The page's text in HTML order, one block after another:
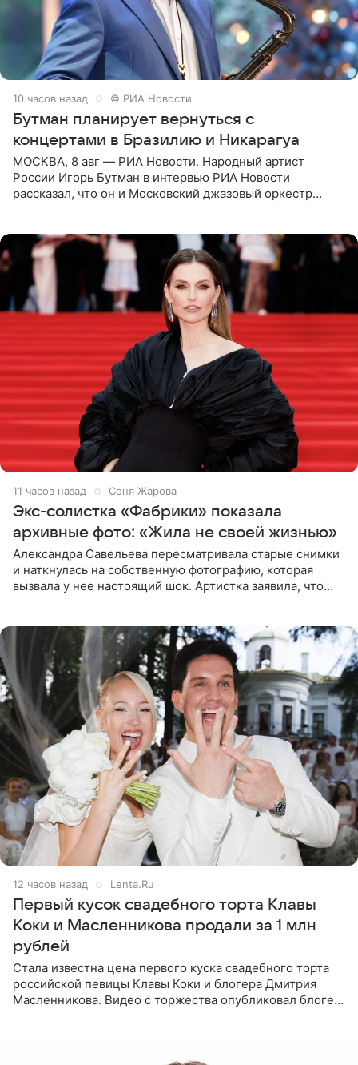
10 часов назад © РИА Новости
Бутман планирует вернуться с
концертами в Бразилию и Никарагуа
МОСКВА, 8 авг — РИА Новости. Народный артист
России Игорь Бутман в интервью РИА Новости
рассказал, что он и Московский джазовый оркестр
11 часов назад Соня Жарова
Экс-солистка «Фабрики» показала
архивные фото: «Жила не своей жизнью»
Александра Савельева пересматривала старые снимки
и наткнулась на собственную фотографию, которая
вызвала у нее настоящий шок. Артистка заявила, что
12 часов назад Lenta.Ru
Первый кусок свадебного торта Клавы
Коки и Масленникова продали за 1 млн
рублей
Стала известна цена первого куска свадебного торта
российской певицы Клавы Коки и блогера Дмитрия
Масленникова. Видео с торжества опубликовал блогер